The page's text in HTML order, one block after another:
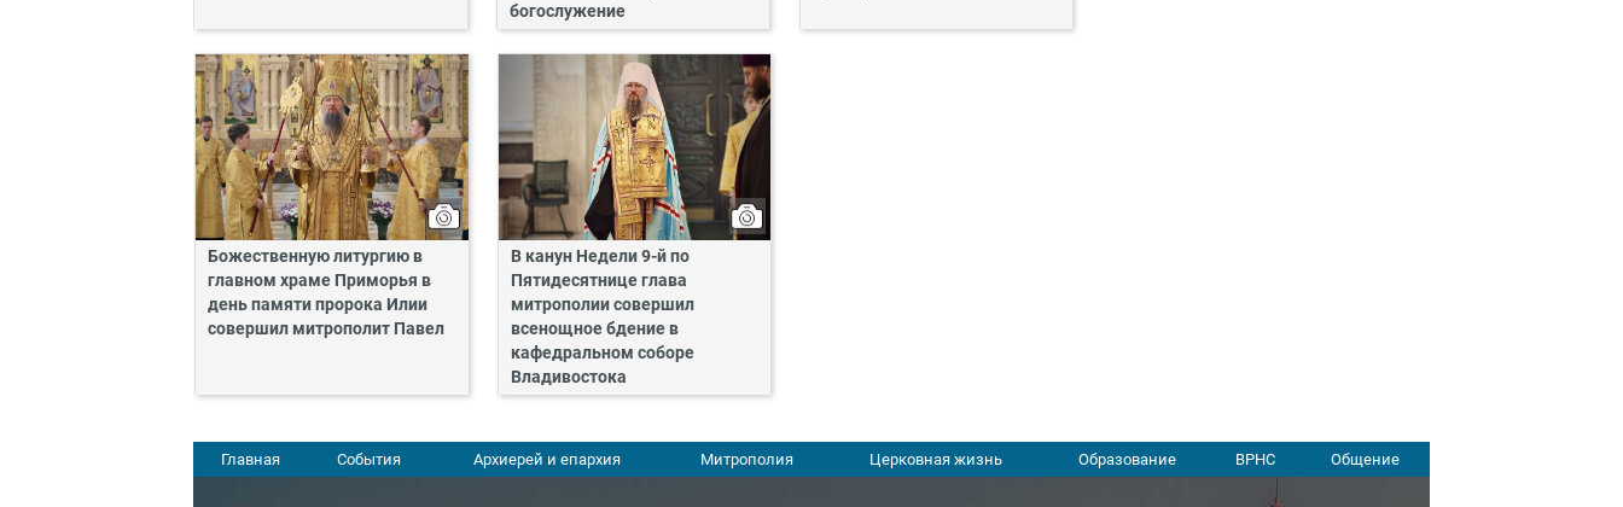
богослужение
Божественную литургию в
главном храме Приморья в
день памяти пророка Илии
совершил митрополит Павел
В канун Недели 9-й по
Пятидесятнице глава
митрополии совершил
всенощное бдение в
кафедральном соборе
Владивостока
Главная События Архиерей и епархия Митрополия Церковная жизнь Образование ВРНС Общение